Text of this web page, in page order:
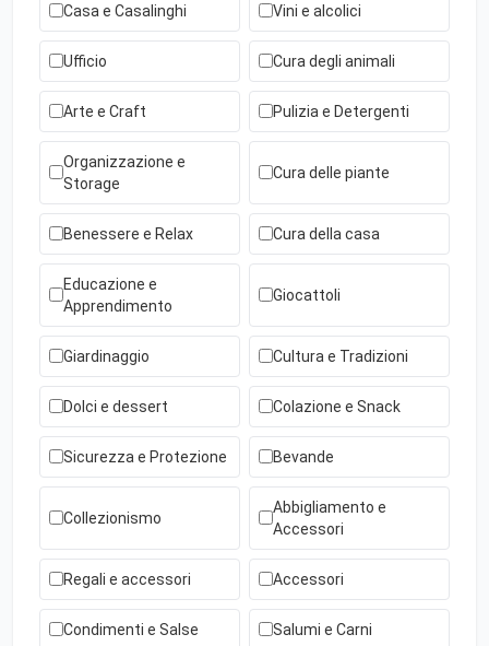
Casa e Casalinghi Vini e alcolici
Ufficio Cura degli animali
Arte e Craft Pulizia e Detergenti
Organizzazione e
Storage
Cura delle piante
Benessere e Relax Cura della casa
Educazione e
Apprendimento
Giocattoli
Giardinaggio Cultura e Tradizioni
Dolci e dessert Colazione e Snack
Sicurezza e Protezione Bevande
Collezionismo
Abbigliamento e
Accessori
Regali e accessori Accessori
Condimenti e Salse Salumi e Carni